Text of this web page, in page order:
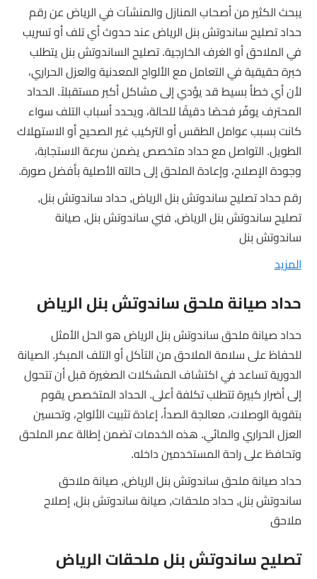
يبحث الكثير من أصحاب المنازل والمنشآت في الرياض عن رقم
حداد تصليح ساندوتش بنل الرياض عند حدوث أي تلف أو تسريب
في الملاحق أو الغرف الخارجية. تصليح الساندوتش بنل يتطلب
خبرة حقيقية في التعامل مع الألواح المعدنية والعزل الحراري،
لأن أي خطأ بسيط قد يؤدي إلى مشاكل أكبر مستقبلاً. الحداد
المحترف يوفّر فحصًا دقيقًا للحالة، ويحدد أسباب التلف سواء
كانت بسبب عوامل الطقس أو التركيب غير الصحيح أو الاستهلاك
الطويل. التواصل مع حداد متخصص يضمن سرعة الاستجابة،
وجودة الإصلاح، وإعادة الملحق إلى حالته الأصلية بأفضل صورة.
رقم حداد تصليح ساندوتش بنل الرياض, حداد ساندوتش بنل,
تصليح ساندوتش بنل الرياض, فني ساندوتش بنل, صيانة
ساندوتش بنل
المزيد
حداد صيانة ملحق ساندوتش بنل الرياض
حداد صيانة ملحق ساندوتش بنل الرياض هو الحل الأمثل
للحفاظ على سلامة الملاحق من التآكل أو التلف المبكر. الصيانة
الدورية تساعد في اكتشاف المشكلات الصغيرة قبل أن تتحول
إلى أضرار كبيرة تتطلب تكلفة أعلى. الحداد المتخصص يقوم
بتقوية الوصلات، معالجة الصدأ، إعادة تثبيت الألواح، وتحسين
العزل الحراري والمائي. هذه الخدمات تضمن إطالة عمر الملحق
وتحافظ على راحة المستخدمين داخله.
حداد صيانة ملحق ساندوتش بنل الرياض, صيانة ملاحق
ساندوتش بنل, حداد ملحقات, صيانة ساندوتش بنل, إصلاح
ملاحق
تصليح ساندوتش بنل ملحقات الرياض